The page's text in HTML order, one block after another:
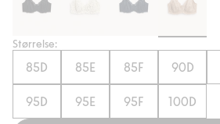
Størrelse:
85D 85E 85F 90D
95D 95E 95F 100D